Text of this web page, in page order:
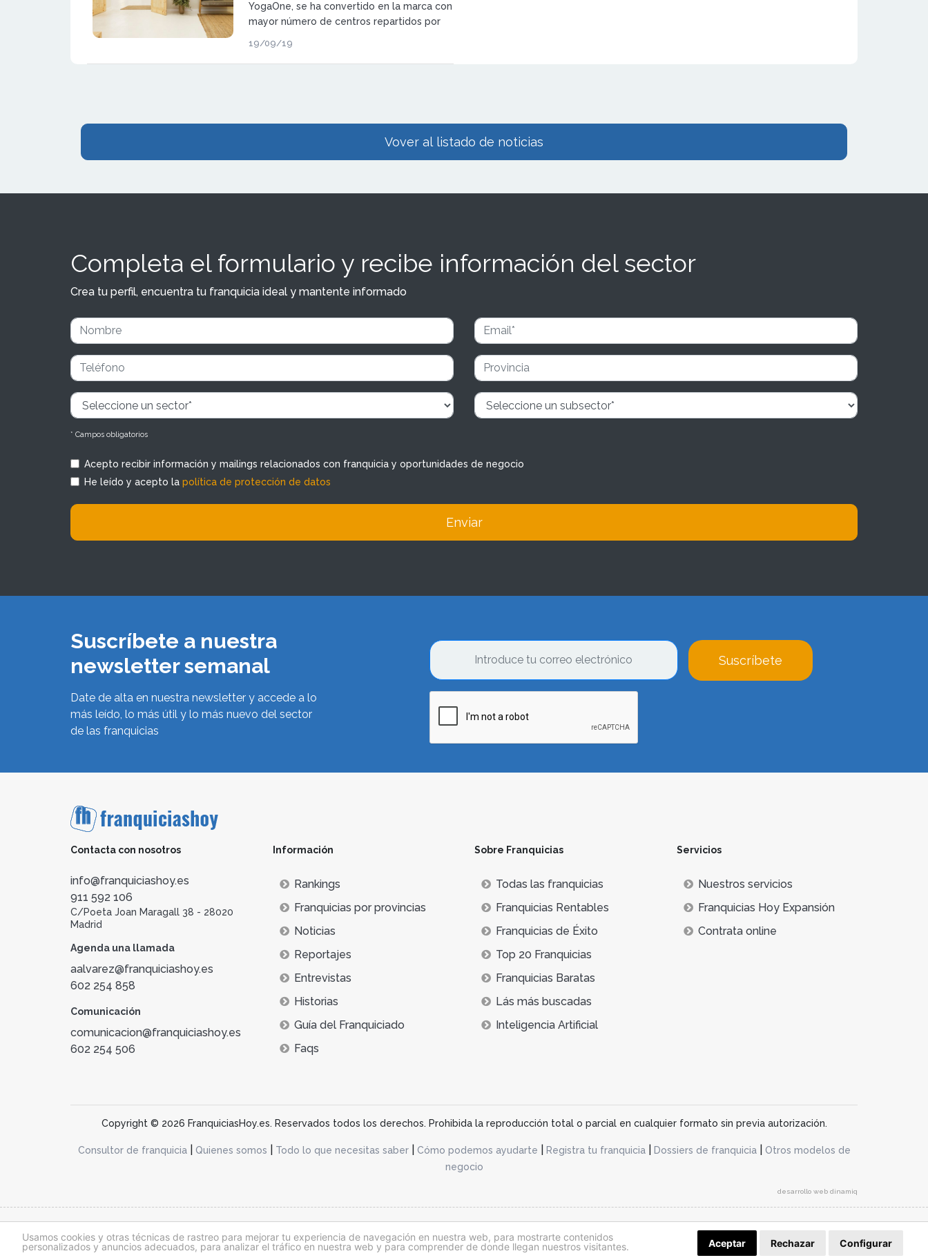
Usamos cookies y otras técnicas de rastreo para mejorar tu experiencia de navegación en nuestra web, para mostrarte contenidos
personalizados y anuncios adecuados, para analizar el tráfico en nuestra web y para comprender de donde llegan nuestros visitantes.
Aceptar Rechazar Configurar
YogaOne.
YogaOne, se ha convertido en la marca con
mayor número de centros repartidos por
19/09/19
Vover al listado de noticias
Completa el formulario y recibe información del sector
Crea tu perfil, encuentra tu franquicia ideal y mantente informado
* Campos obligatorios
Acepto recibir información y mailings relacionados con franquicia y oportunidades de negocio
He leído y acepto la política de protección de datos
Enviar
Suscríbete a nuestra
newsletter semanal
Date de alta en nuestra newsletter y accede a lo
más leído, lo más útil y lo más nuevo del sector
de las franquicias
Suscríbete
Contacta con nosotros
info@franquiciashoy.es
911 592 106
C/Poeta Joan Maragall 38 - 28020
Madrid
Agenda una llamada
aalvarez@franquiciashoy.es
602 254 858
Comunicación
comunicacion@franquiciashoy.es
602 254 506
Información
Rankings
Franquicias por provincias
Noticias
Reportajes
Entrevistas
Historias
Guía del Franquiciado
Faqs
Sobre Franquicias
Todas las franquicias
Franquicias Rentables
Franquicias de Éxito
Top 20 Franquicias
Franquicias Baratas
Lás más buscadas
Inteligencia Artificial
Servicios
Nuestros servicios
Franquicias Hoy Expansión
Contrata online
Copyright © 2026 FranquiciasHoy.es. Reservados todos los derechos. Prohibida la reproducción total o parcial en cualquier formato sin previa autorización.
Consultor de franquicia| Quienes somos Todo lo que necesitas saber| Cómo podemos ayudarte Registra tu franquicia| Dossiers de franquicia|
Otros modelos de
negocio
desarrollo web dinamiq